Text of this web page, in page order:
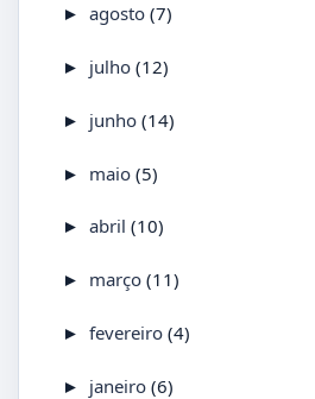
► agosto (7)
► julho (12)
► junho (14)
► maio (5)
► abril (10)
► março (11)
► fevereiro (4)
► janeiro (6)